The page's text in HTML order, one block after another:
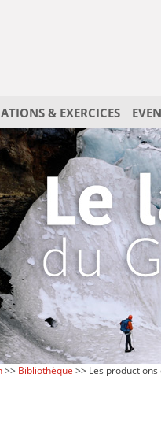
& EXERCICES
>> Bibliothèque >> Les